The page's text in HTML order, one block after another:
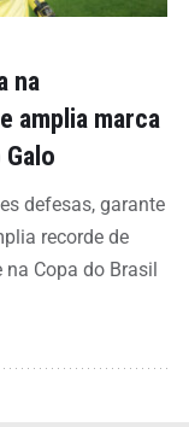
na
amplia marca
defesas, garante
recorde de
Copa do Brasil